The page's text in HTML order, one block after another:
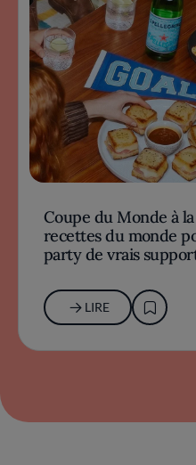
Coupe du Monde à la
recettes du monde
party de vrais
LIRE